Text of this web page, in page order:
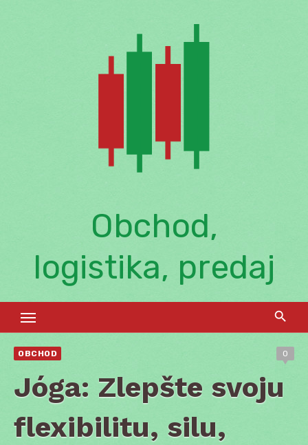
Obchod,
logistika, predaj
OBCHOD 0
Jóga: Zlepšte svoju
flexibilitu, silu,